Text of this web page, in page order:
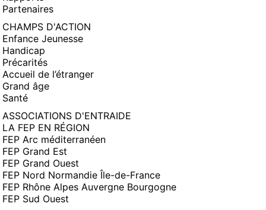
Partenaires
CHAMPS D'ACTION
Enfance Jeunesse
Handicap
Précarités
Accueil de l’étranger
Grand âge
Santé
ASSOCIATIONS D'ENTRAIDE
LA FEP EN RÉGION
FEP Arc méditerranéen
FEP Grand Est
FEP Grand Ouest
FEP Nord Normandie Île-de-France
FEP Rhône Alpes Auvergne Bourgogne
FEP Sud Ouest